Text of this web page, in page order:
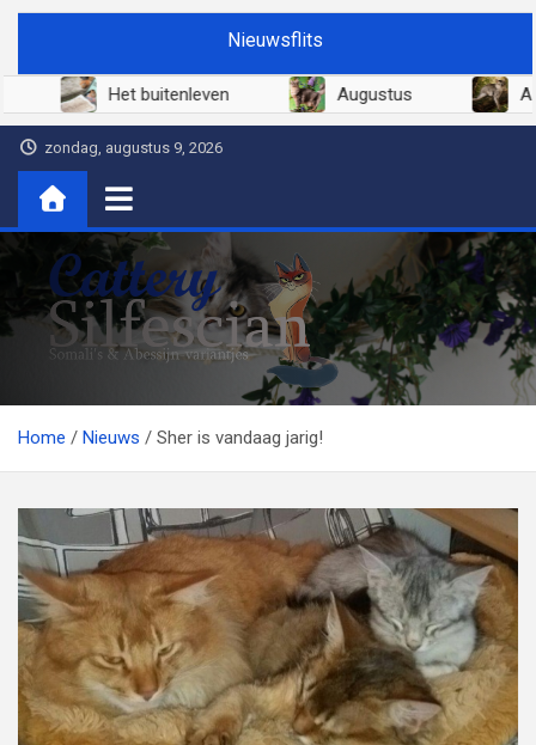
Ga
de
Nieuwsflits
Juni 2026 Het buitenleven Augustus
zondag, augustus 9, 2026
Cattery Silfescian
Somali's en soms Abessijn-variantjes
Home
Nieuws Sher is vandaag jarig!